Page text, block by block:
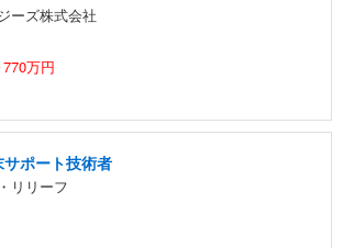
ーズ株式会社
万円
ポート技術者
リリーフ